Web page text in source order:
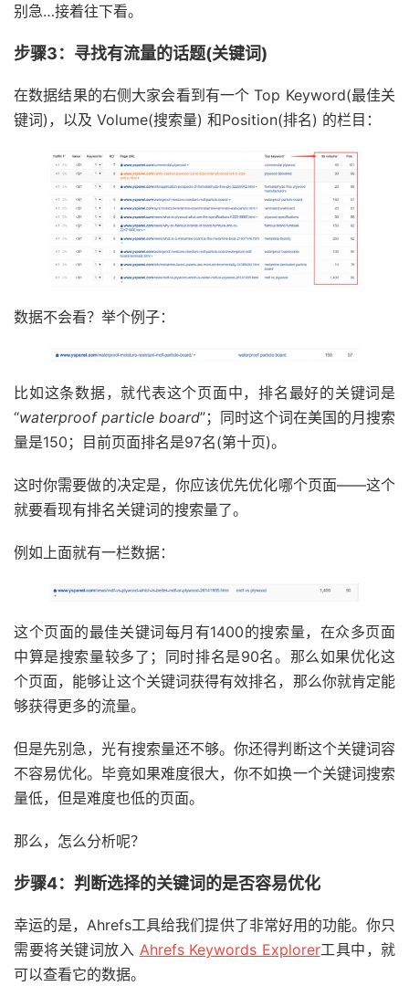
别急…接着往下看。
步骤3：寻找有流量的话题(关键词)
在数据结果的右侧大家会看到有一个 Top Keyword(最佳关
键词)，以及 Volume(搜索量) 和Position(排名) 的栏目：
数据不会看？举个例子：
比如这条数据，就代表这个页面中，排名最好的关键词是
“waterproof particle board”；同时这个词在美国的月搜索
量是150；目前页面排名是97名(第十页)。
这时你需要做的决定是，你应该优先优化哪个页面——这个
就要看现有排名关键词的搜索量了。
例如上面就有一栏数据：
这个页面的最佳关键词每月有1400的搜索量，在众多页面
中算是搜索量较多了；同时排名是90名。那么如果优化这
个页面，能够让这个关键词获得有效排名，那么你就肯定能
够获得更多的流量。
但是先别急，光有搜索量还不够。你还得判断这个关键词容
不容易优化。毕竟如果难度很大，你不如换一个关键词搜索
量低，但是难度也低的页面。
那么，怎么分析呢？
步骤4：判断选择的关键词的是否容易优化
幸运的是，Ahrefs工具给我们提供了非常好用的功能。你只
需要将关键词放入 Ahrefs Keywords Explorer工具中，就
可以查看它的数据。